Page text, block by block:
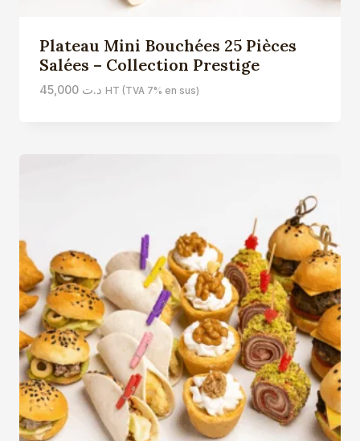
Plateau Mini Bouchées 25 Pièces
Salées – Collection Prestige
د.ت 45,000 HT (TVA 7% en sus)